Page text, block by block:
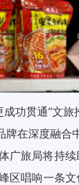
功贯通“文
在深度融合
广旅局将持
区唱响一条